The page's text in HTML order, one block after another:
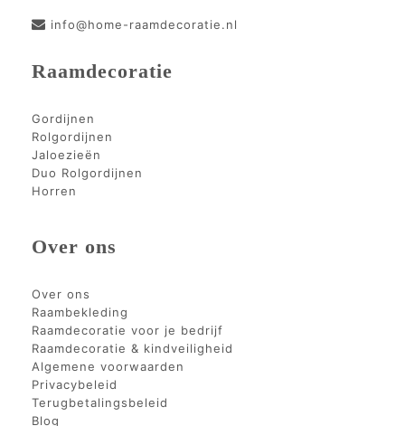
info@home-raamdecoratie.nl
Raamdecoratie
Gordijnen
Rolgordijnen
Jaloezieën
Duo Rolgordijnen
Horren
Over ons
Over ons
Raambekleding
Raamdecoratie voor je bedrijf
Raamdecoratie & kindveiligheid
Algemene voorwaarden
Privacybeleid
Terugbetalingsbeleid
Blog